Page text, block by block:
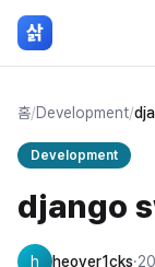
본문 바로가기
삵
홈/Development/
Development
django
h heover1cks·